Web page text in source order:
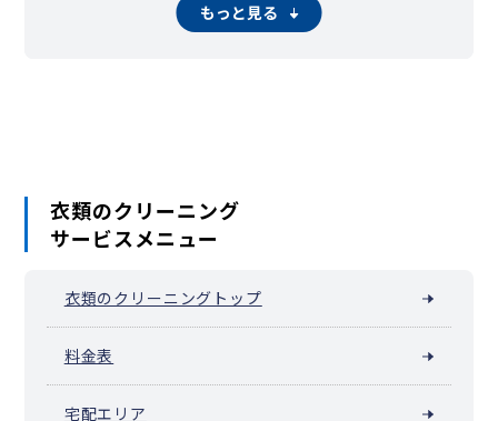
もっと見る
衣類のクリーニング
サービスメニュー
衣類のクリーニングトップ
料金表
宅配エリア